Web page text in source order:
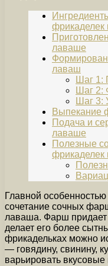
лаваше
лаваш
Шаг 1:
Шаг 2:
Шаг 3:
Выпекание
Подача и
лаваше
Полезные
Главной
сочетание сочных
лаваша. Фарш
делает его более
фрикадельках можно
— говядину, свинину,
варьировать вкусовые